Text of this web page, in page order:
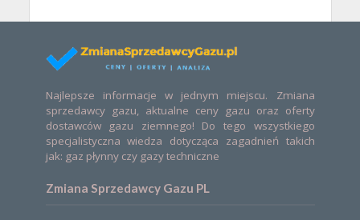
Najlepsze informacje w jednym miejscu. Zmiana
sprzedawcy gazu, aktualne ceny gazu oraz oferty
dostawców gazu ziemnego! Do tego wszystkiego
specjalistyczna wiedza dotycząca zagadnień takich
jak: gaz płynny czy gazy techniczne
Zmiana Sprzedawcy Gazu PL